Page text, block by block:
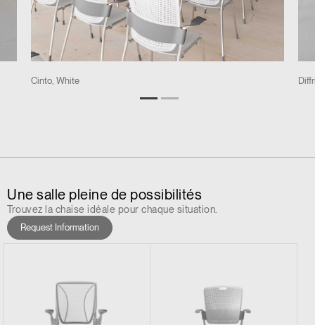
Cinto, White
Une salle pleine de possibilités
Trouvez la chaise idéale pour chaque situation.
Request Information